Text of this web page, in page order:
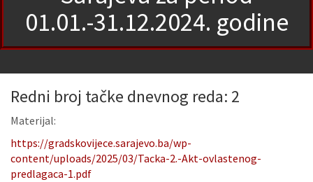
01.01.-31.12.2024. godine
Redni broj tačke dnevnog reda: 2
Materijal:
https://gradskovijece.sarajevo.ba/wp-
content/uploads/2025/03/Tacka-2.-Akt-ovlastenog-
predlagaca-1.pdf